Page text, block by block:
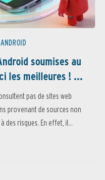
soumises au
les meilleures ! ...
pas de sites web
provenant de sources non
des risques. En effet, il...